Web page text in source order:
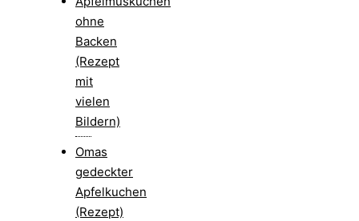
ohne
Backen
(Rezept
mit
vielen
Bildern)
Omas
gedeckter
Apfelkuchen
(Rezept)